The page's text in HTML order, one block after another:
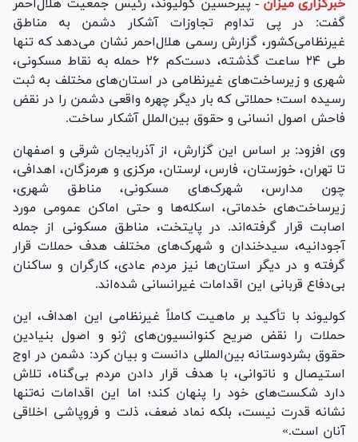
خبرگزاری میزان - پیرحسین کولیوند، رئیس جمعیت هلال‌احمر
گفت: در پی تداوم تجاوزات آشکار دشمن به مناطق
غیرنظامی‌کشور، گزارش رسمی هلال‌احمر نشان می‌دهد که تنها
طی ۲۴ ساعت گذشته، دست‌کم ۲۶ حمله به نقاط مسکونی،
شهری و زیرساخت‌های غیرنظامی در استان‌های مختلف به ثبت
رسیده است؛ حملاتی که بار دیگر چهره واقعی دشمن را در نقض
فاحش اصول انسانی و حقوق بین‌الملل آشکار ساخت.
وی افزود: بر اساس این گزارش، از آذربایجان شرقی و اصفهان
تا تهران، خوزستان، فارس، لرستان، مرکزی و هرمزگان، اهدافی،
چون مدارس، شهرک‌های مسکونی، مناطق شهری،
زیرساخت‌های خدماتی، اسکله‌ها و حتی اماکن عمومی مورد
اصابت قرار گرفته‌اند. در پایتخت، مناطق مسکونی از جمله
آجودانیه، سیدخندان و شهرک‌های مختلف هدف حملات قرار
گرفته و در دیگر استان‌ها نیز مردم عادی، کارگران و ساکنان
بی‌دفاع قربانی این اقدامات غیرانسانی شده‌اند.
کولیوند با تأکید بر ماهیت کاملاً غیرنظامی این اهداف، این
حملات را نقض صریح کنوانسیون‌های ژنو و اصول بنیادین
حقوق بشردوستانه بین‌المللی دانست و بیان کرد: دشمن در اوج
استیصال و ناتوانی، با هدف قرار دادن مردم بی‌گناه، تلاش
دارد شکست‌های خود را پنهان کند؛ اما این اقدامات نه‌تنها
نشانه قدرت نیست، بلکه نماد ضعف، ذلت و فروپاشی اخلاقی
آنان است.»